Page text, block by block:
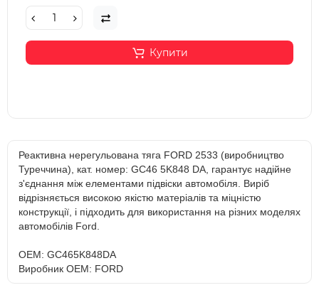
Купити
Реактивна нерегульована тяга FORD 2533 (виробництво
Туреччина), кат. номер: GC46 5K848 DA, гарантує надійне
з'єднання між елементами підвіски автомобіля. Виріб
відрізняється високою якістю матеріалів та міцністю
конструкції, і підходить для використання на різних моделях
автомобілів Ford.
OEM: GC465K848DA
Виробник OEM: FORD